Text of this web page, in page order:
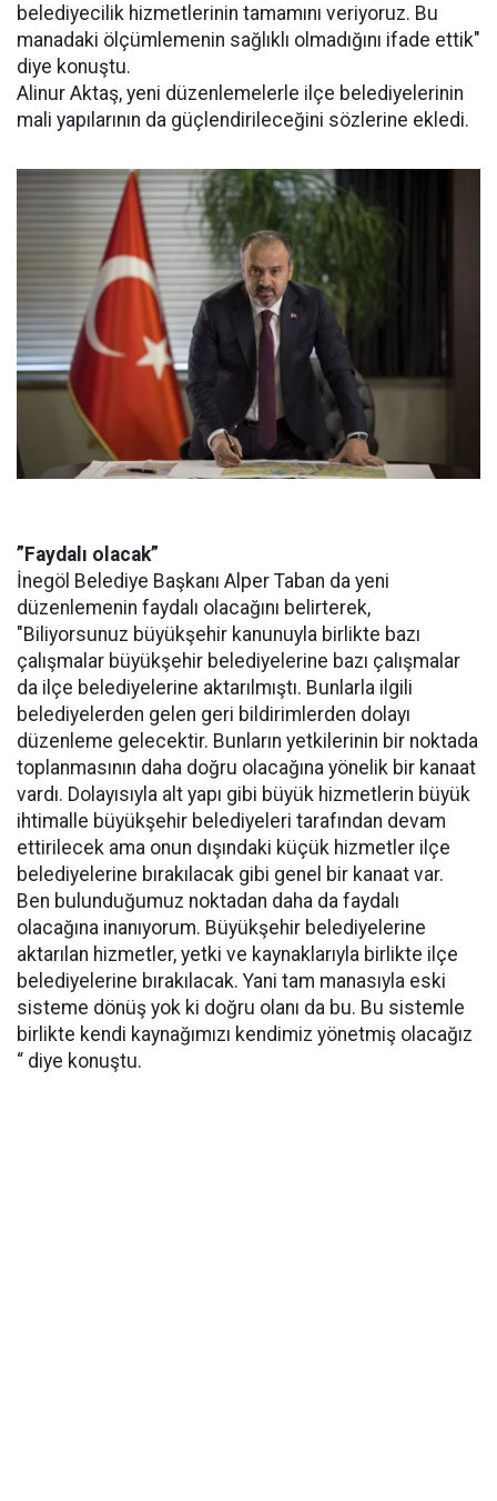
belediyecilik hizmetlerinin tamamını veriyoruz. Bu
manadaki ölçümlemenin sağlıklı olmadığını ifade ettik"
diye konuştu.
Alinur Aktaş, yeni düzenlemelerle ilçe belediyelerinin
mali yapılarının da güçlendirileceğini sözlerine ekledi.
”Faydalı olacak”
İnegöl Belediye Başkanı Alper Taban da yeni
düzenlemenin faydalı olacağını belirterek,
"Biliyorsunuz büyükşehir kanunuyla birlikte bazı
çalışmalar büyükşehir belediyelerine bazı çalışmalar
da ilçe belediyelerine aktarılmıştı. Bunlarla ilgili
belediyelerden gelen geri bildirimlerden dolayı
düzenleme gelecektir. Bunların yetkilerinin bir noktada
toplanmasının daha doğru olacağına yönelik bir kanaat
vardı. Dolayısıyla alt yapı gibi büyük hizmetlerin büyük
ihtimalle büyükşehir belediyeleri tarafından devam
ettirilecek ama onun dışındaki küçük hizmetler ilçe
belediyelerine bırakılacak gibi genel bir kanaat var.
Ben bulunduğumuz noktadan daha da faydalı
olacağına inanıyorum. Büyükşehir belediyelerine
aktarılan hizmetler, yetki ve kaynaklarıyla birlikte ilçe
belediyelerine bırakılacak. Yani tam manasıyla eski
sisteme dönüş yok ki doğru olanı da bu. Bu sistemle
birlikte kendi kaynağımızı kendimiz yönetmiş olacağız
“ diye konuştu.